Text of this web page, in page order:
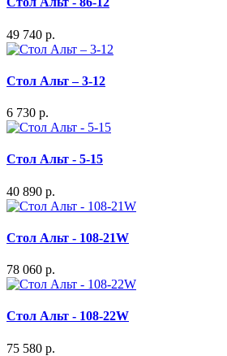
49 740 р.
Стол Альт – 3-12
6 730 р.
Стол Альт - 5-15
40 890 р.
Стол Альт - 108-21W
78 060 р.
Стол Альт - 108-22W
75 580 р.